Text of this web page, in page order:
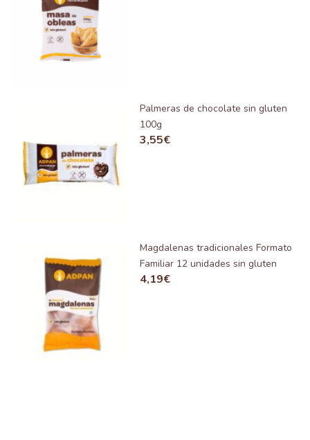
Palmeras de chocolate sin gluten
100g
3,55€
Magdalenas tradicionales Formato
Familiar 12 unidades sin gluten
4,19€